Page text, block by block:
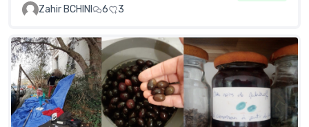
Zahir BCHINI
6 3